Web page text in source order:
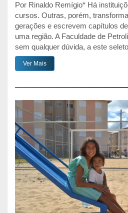
Por Rinaldo Remígio* Há
cursos. Outras, porém,
gerações e escrevem capítulos
uma região. A Faculdade de
sem qualquer dúvida, a este
Ver Mais